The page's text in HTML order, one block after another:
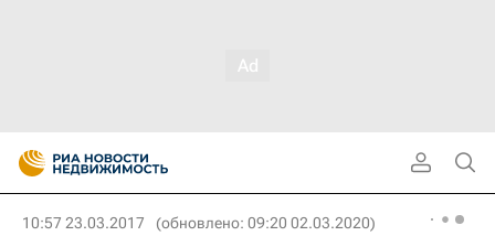
10:57 23.03.2017 (обновлено: 09:20 02.03.2020)